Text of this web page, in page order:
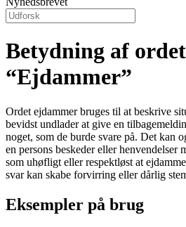
Betydning af ordet
“Ejdammer”
Ordet ejdammer bruges til at beskrive
bevidst undlader at give en
noget, som de burde svare på. Det kan
en persons beskeder eller henvendelser
som uhøfligt eller respektløst at
svar kan skabe forvirring eller dårlig
Eksempler på brug